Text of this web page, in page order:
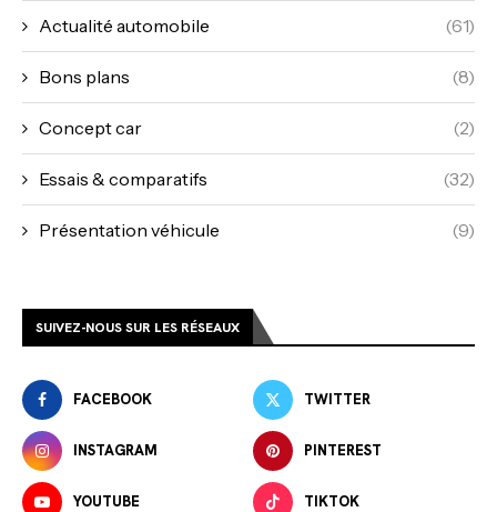
Actualité automobile (61)
Bons plans (8)
Concept car (2)
Essais & comparatifs (32)
Présentation véhicule (9)
SUIVEZ-NOUS SUR LES RÉSEAUX
FACEBOOK TWITTER
INSTAGRAM PINTEREST
YOUTUBE TIKTOK